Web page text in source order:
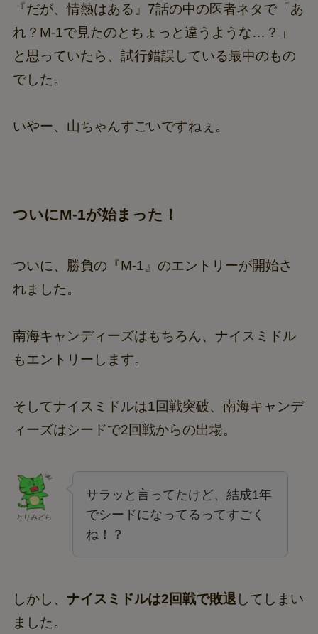
『だが、情熱はある』7話の中の医者ネタで「あ
れ？M-1で見たのとちょっと違うような…？」
と思っていたら、試行錯誤している最中のもの
でした。
いやー、山ちゃんすごいですねぇ。
ついにM-1が始まった！
ついに、勝負の『M-1』のエントリーが開始さ
れました。
南海キャンディーズはもちろん、ナイスミドル
もエントリーします。
そしてナイスミドルは1回戦突破、南海キャンデ
ィーズはシードで2回戦からの出場。
とりみどら
サラッと言ってたけど、結成1年
でシードになってるってすごく
ね！？
しかし、 ナイスミドルは2回戦で敗退 してしまい
ました。